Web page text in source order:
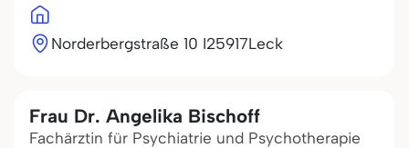
Norderbergstraße 10 I25917Leck
Frau Dr. Angelika Bischoff
Fachärztin für Psychiatrie und Psychotherapie